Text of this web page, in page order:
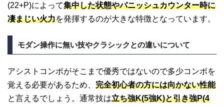
(22+P)によって集中した状態やパニッシュカウンター時に
凄まじい火力を発揮するのが大きな特徴となっています。
モダン操作に無い技やクラシックとの違いについて
アシストコンボがそこまで優秀ではないので多少コンボを
覚える必要があるため、 完全初心者の方には向かない性能
と言えるでしょう。通常技は立ち強K(5強K)と引き強P(4